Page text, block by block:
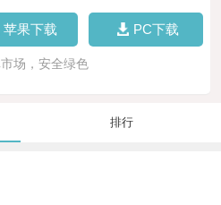
苹果下载 PC下载
场，安全绿色
排行